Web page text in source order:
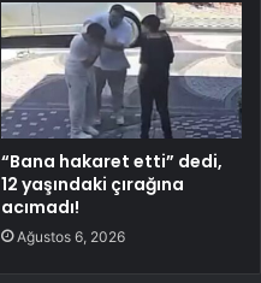
“Bana hakaret etti” dedi,
12 yaşındaki çırağına
acımadı!
Ağustos 6, 2026